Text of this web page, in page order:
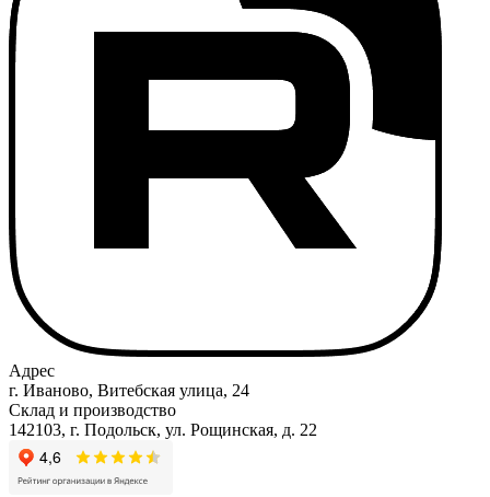
Адрес
г. Иваново, Витебская улица, 24
Склад и производство
142103, г. Подольск, ул. Рощинская, д. 22